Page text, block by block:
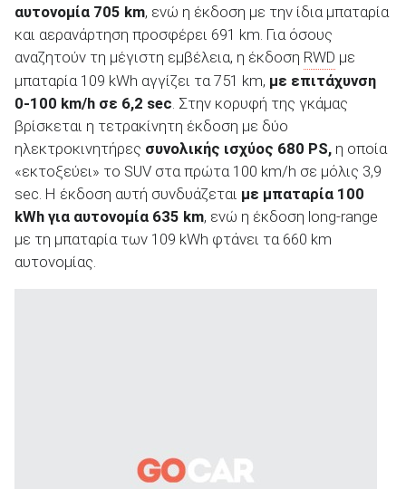
αυτονομία 705 km, ενώ η έκδοση με την ίδια μπαταρία
και αερανάρτηση προσφέρει 691 km. Για όσους
αναζητούν τη μέγιστη εμβέλεια, η έκδοση RWD με
μπαταρία 109 kWh αγγίζει τα 751 km, με επιτάχυνση
0-100 km/h σε 6,2 sec. Στην κορυφή της γκάμας
βρίσκεται η τετρακίνητη έκδοση με δύο
ηλεκτροκινητήρες συνολικής ισχύος 680 PS, η οποία
«εκτοξεύει» το SUV στα πρώτα 100 km/h σε μόλις 3,9
sec. Η έκδοση αυτή συνδυάζεται με μπαταρία 100
kWh για αυτονομία 635 km, ενώ η έκδοση long-range
με τη μπαταρία των 109 kWh φτάνει τα 660 km
αυτονομίας.